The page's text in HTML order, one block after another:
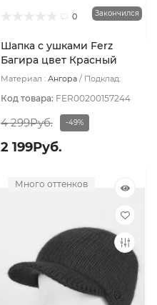
0 Закончился
Шапка с ушками Ferz
Багира цвет Красный
Материал : Ангора
Подклад:
Код товара: FER00200157244
4 299Руб. -49%
2 199Руб.
Много оттенков